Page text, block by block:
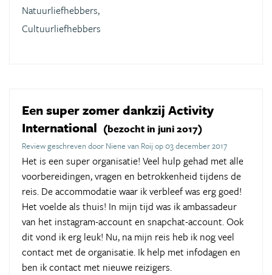
Natuurliefhebbers,
Cultuurliefhebbers
Een super zomer dankzij Activity
International (bezocht in juni 2017)
Review geschreven door Niene van Roij op 03 december 2017
Het is een super organisatie! Veel hulp gehad met alle
voorbereidingen, vragen en betrokkenheid tijdens de
reis. De accommodatie waar ik verbleef was erg goed!
Het voelde als thuis! In mijn tijd was ik ambassadeur
van het instagram-account en snapchat-account. Ook
dit vond ik erg leuk! Nu, na mijn reis heb ik nog veel
contact met de organisatie. Ik help met infodagen en
ben ik contact met nieuwe reizigers.